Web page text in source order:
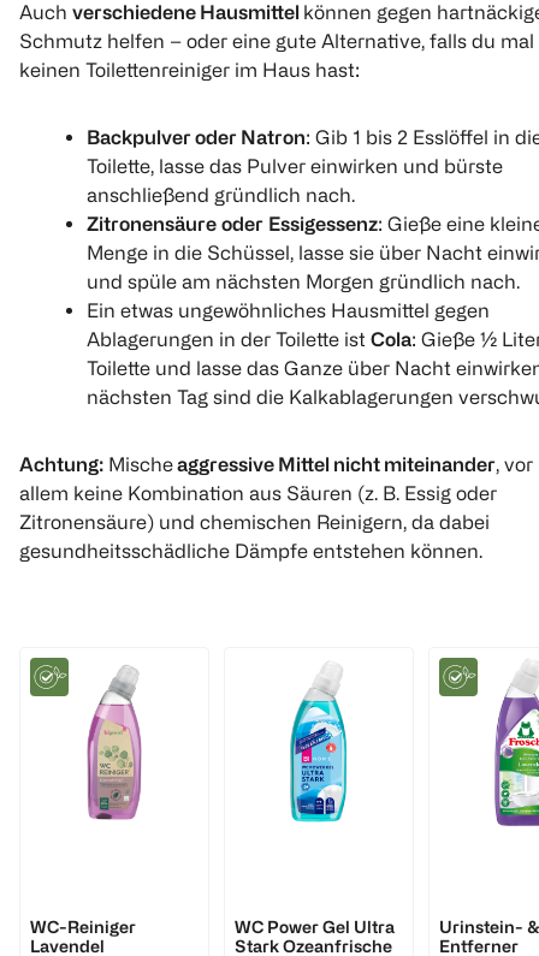
Auch verschiedene Hausmittel können gegen
Schmutz helfen – oder eine gute Alternative, falls du mal
keinen Toilettenreiniger im Haus hast:
Backpulver oder Natron: Gib 1 bis 2 Esslöffel in
Toilette, lasse das Pulver einwirken und bürste
anschließend gründlich nach.
Zitronensäure oder Essigessenz: Gieße eine
Menge in die Schüssel, lasse sie über Nacht
und spüle am nächsten Morgen gründlich nach.
Ein etwas ungewöhnliches Hausmittel gegen
Ablagerungen in der Toilette ist Cola: Gieße ½
Toilette und lasse das Ganze über Nacht
nächsten Tag sind die Kalkablagerungen
Achtung: Mischeaggressive Mittel nicht miteinander, vor
allem keine Kombination aus Säuren (z. B. Essig oder
Zitronensäure) und chemischen Reinigern, da dabei
gesundheitsschädliche Dämpfe entstehen können.
WC-Reiniger
Lavendel
WC Power Gel Ultra
Stark Ozeanfrische
Urinstein-
Entferner